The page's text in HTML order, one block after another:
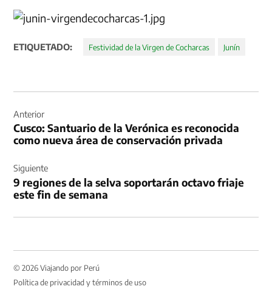
ETIQUETADO: Festividad de la Virgen de Cocharcas Junín
de
entradas
Anterior
Cusco: Santuario de la Verónica es reconocida
como nueva área de conservación privada
Siguiente
9 regiones de la selva soportarán octavo friaje
este fin de semana
© 2026 Viajando por Perú
Política de privacidad y términos de uso